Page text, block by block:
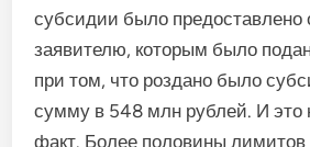
субсидии было предоставлено
заявителю, которым было
при том, что роздано было
сумму в 548 млн рублей. И это
факт. Более половины